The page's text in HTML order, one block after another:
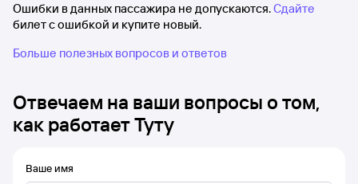
Ошибки в данных пассажира не допускаются.Сдайте
билет с ошибкой и купите новый.
Больше полезных вопросов и ответов
Отвечаем на ваши вопросы о том,
как работает Туту
Ваше имя